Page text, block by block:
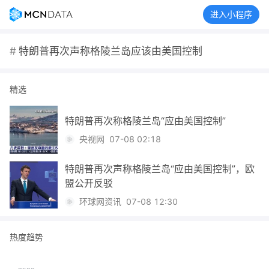
进入小程序
# 特朗普再次声称格陵兰岛应该由美国控制
精选
特朗普再次称格陵兰岛“应由美国控制”
央视网 07-08 02:18
特朗普再次声称格陵兰岛“应由美国控制”，欧
盟公开反驳
环球网资讯 07-08 12:30
热度趋势